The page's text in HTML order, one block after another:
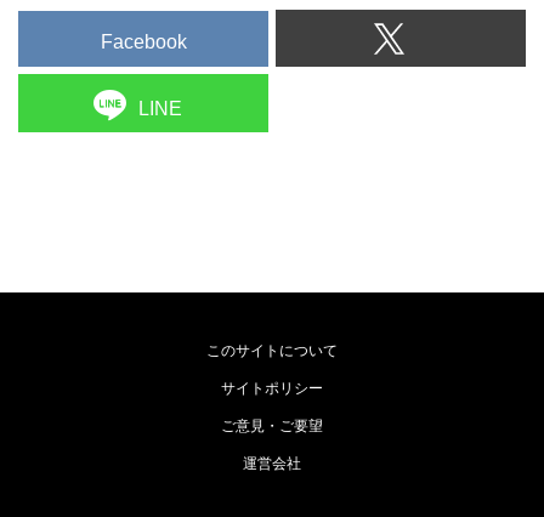
Facebook
LINE
このサイトについて
サイトポリシー
ご意見・ご要望
運営会社